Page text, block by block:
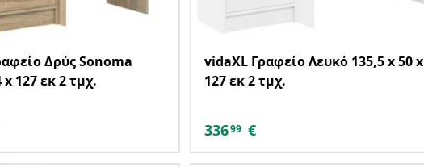
Δρύς Sonoma
x 127 εκ 2 τμχ.
vidaXL Γραφείο Λευκό 135,5 x 50 x
127 εκ 2 τμχ.
33699 €